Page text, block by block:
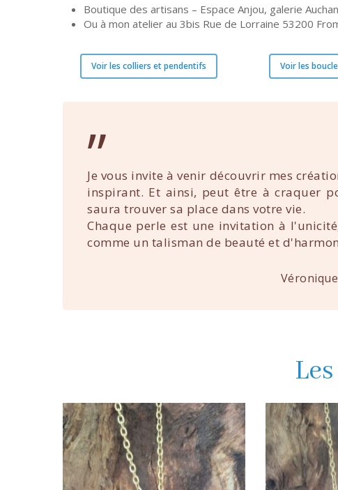
Boutique des artisans – Espace Anjou, galerie
Ou à mon atelier au 3bis Rue de Lorraine 53200
Voir les colliers et pendentifs Voir les
”
Je vous invite à venir découvrir mes
inspirant. Et ainsi, peut être à craquer
saura trouver sa place dans votre vie.
Chaque perle est une invitation à
comme un talisman de beauté et